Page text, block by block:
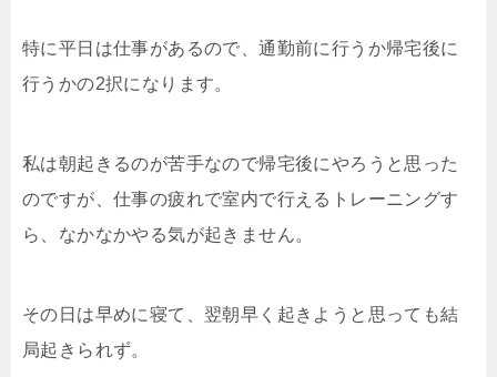
特に平日は仕事があるので、通勤前に行うか帰宅後に
行うかの2択になります。
私は朝起きるのが苦手なので帰宅後にやろうと思った
のですが、仕事の疲れで室内で行えるトレーニングす
ら、なかなかやる気が起きません。
その日は早めに寝て、翌朝早く起きようと思っても結
局起きられず。